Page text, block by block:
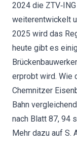
2024 die
weiterentwickelt
2025 wird das
heute gibt es
erprobt wird. Wie
Chemnitzer
Bahn
nach Blatt 87, 94
Mehr dazu auf S.